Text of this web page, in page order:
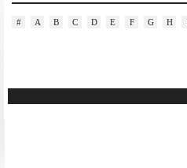
# A B C D E F G H